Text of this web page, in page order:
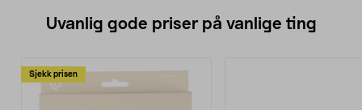
Uvanlig gode priser på vanlige ting
Sjekk prisen